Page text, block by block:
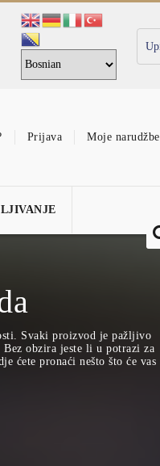
Prijava Moje narudžbe
Svaki proizvod je pažljivo
obzira jeste li u potrazi za
ćete pronaći nešto što će vas